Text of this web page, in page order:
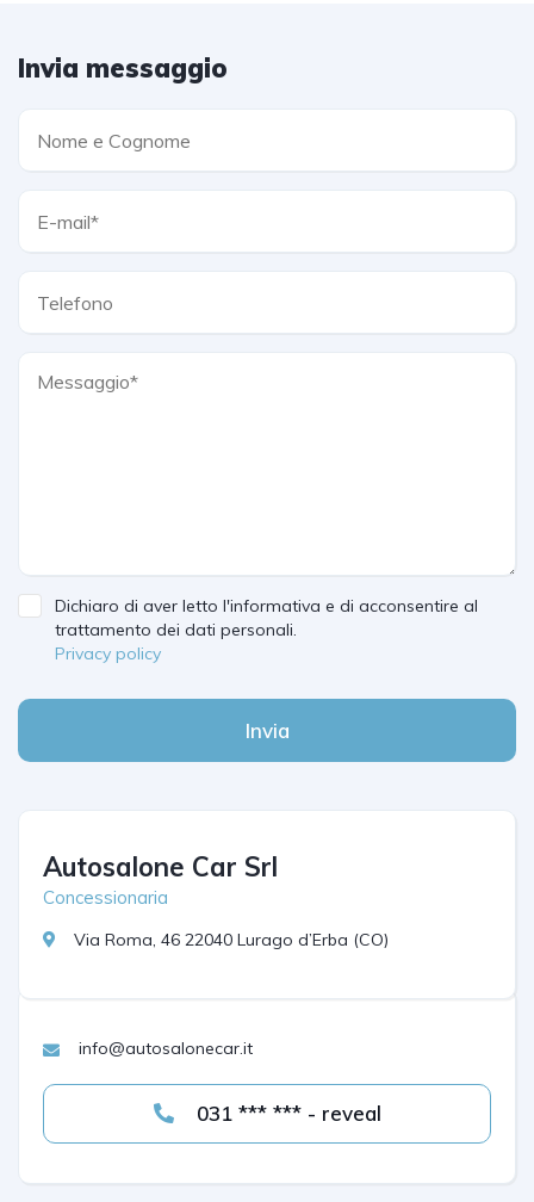
Invia messaggio
Dichiaro di aver letto l'informativa e di acconsentire al
trattamento dei dati personali.
Privacy policy
Invia
Autosalone Car Srl
Concessionaria
Via Roma, 46 22040 Lurago d’Erba (CO)
info@autosalonecar.it
031 *** *** - reveal